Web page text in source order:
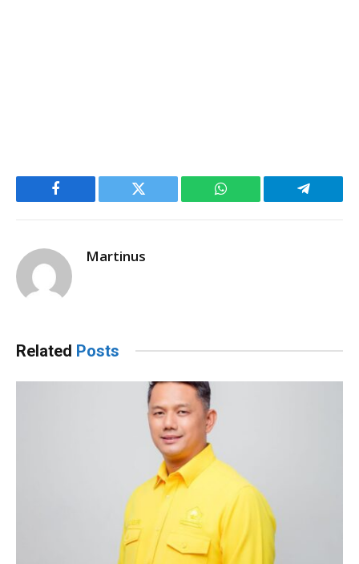
Facebook Twitter WhatsApp Telegram
Martinus
Related Posts